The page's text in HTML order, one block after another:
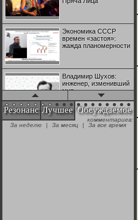
Экономика СССР
времен «застоя»:
жажда планомерности
Владимир Шухов:
инженер, изменивший
мир
"Аркадий Коц" на
эгалите-фесте "Не
Резонанс Лучшее Обсуждаемое
комментариев:
За неделю
| За месяц | За все время